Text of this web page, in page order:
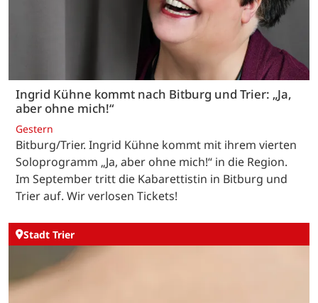
Ingrid Kühne kommt nach Bitburg und Trier: „Ja,
aber ohne mich!“
Gestern
Bitburg/Trier. Ingrid Kühne kommt mit ihrem vierten
Soloprogramm „Ja, aber ohne mich!“ in die Region.
Im September tritt die Kabarettistin in Bitburg und
Trier auf. Wir verlosen Tickets!
Stadt Trier